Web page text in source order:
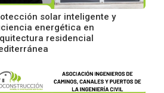
solar inteligente y
energética en
residencial